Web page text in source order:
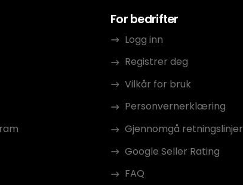
For bedrifter
Logg inn
Registrer deg
Vilkår for bruk
Personvernerklæring
Gjennomgå retningslinjer
Google Seller Rating
FAQ